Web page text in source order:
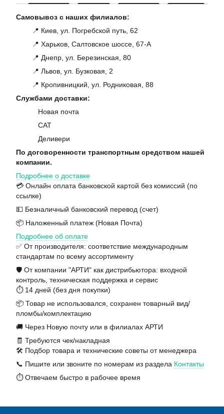
Самовывоз с наших филиалов:
📍 Киев, ул. Погребской путь, 62
📍 Харьков, Салтовское шоссе, 67-А
📍 Днепр, ул. Березинская, 80
📍 Львов, ул. Бузковая, 2
📍 Кропивницкий, ул. Родниковая, 88
Службами доставки:
Новая почта
САТ
Деливери
По договоренности транспортным средством нашей
компании.
Подробнее о доставке
💳 Онлайн оплата банковской картой без комиссий (по
ссылке)
💵 Безналичный банковский перевод (счет)
📦 Наложенный платеж (Новая Почта)
Подробнее об оплате
✅ От производителя: соответствие международным
стандартам по всему ассортименту
🛡️ От компании "АРТИ" как дистрибьютора: входной
контроль, техническая поддержка и сервис
⏱️ 14 дней (без дня покупки)
📦 Товар не использовался, сохранен товарный вид/
пломбы/комплектацию
🚚 Через Новую почту или в филиалах АРТИ
🧾 Требуются чек/накладная
🛠️ Подбор товара и технические советы от менеджера
📞 Пишите или звоните по номерам из раздела Контакты
⏱️ Отвечаем быстро в рабочее время